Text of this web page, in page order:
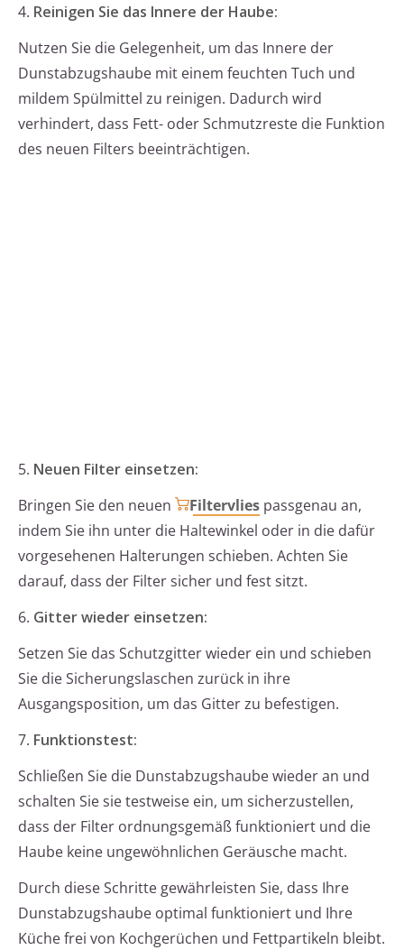
4. Reinigen Sie das Innere der Haube:
Nutzen Sie die Gelegenheit, um das Innere der
Dunstabzugshaube mit einem feuchten Tuch und
mildem Spülmittel zu reinigen. Dadurch wird
verhindert, dass Fett- oder Schmutzreste die Funktion
des neuen Filters beeinträchtigen.
5. Neuen Filter einsetzen:
Bringen Sie den neuen
Filtervlies passgenau an,
indem Sie ihn unter die Haltewinkel oder in die dafür
vorgesehenen Halterungen schieben. Achten Sie
darauf, dass der Filter sicher und fest sitzt.
6. Gitter wieder einsetzen:
Setzen Sie das Schutzgitter wieder ein und schieben
Sie die Sicherungslaschen zurück in ihre
Ausgangsposition, um das Gitter zu befestigen.
7. Funktionstest:
Schließen Sie die Dunstabzugshaube wieder an und
schalten Sie sie testweise ein, um sicherzustellen,
dass der Filter ordnungsgemäß funktioniert und die
Haube keine ungewöhnlichen Geräusche macht.
Durch diese Schritte gewährleisten Sie, dass Ihre
Dunstabzugshaube optimal funktioniert und Ihre
Küche frei von Kochgerüchen und Fettpartikeln bleibt.